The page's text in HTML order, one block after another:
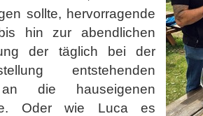
sollte, hervorragende
hin zur abendlichen
der täglich bei der
entstehenden
die hauseigenen
Oder wie Luca es